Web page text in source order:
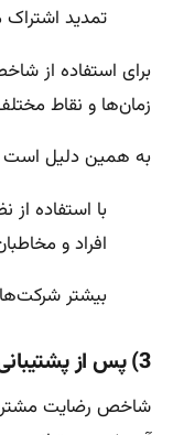
تمدید
برای استفاده از
زمان‌ها و نقاط
به همین دلیل است
با استفاده
افراد و
بیشتر
3) پس از پشتیبانی یا تعاملات آموزشی
شاخص رضایت